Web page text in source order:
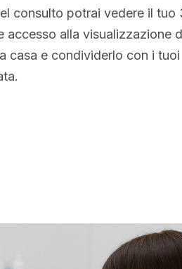
consulto potrai vedere il tuo
accesso alla visualizzazione
casa e condividerlo con i tuoi